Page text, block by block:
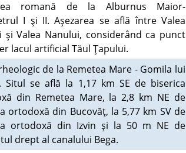
romană de la Alburnus Maior-
I şi II. Aşezarea se află între Valea
şi Valea Nanului, considerând ca punct
lacul artificial Tăul Ţapului.
de la Remetea Mare - Gomila lui
Situl se află la 1,17 km SE de biserica
din Remetea Mare, la 2,8 km NE de
ortodoxă din Bucovăţ, la 5,77 km SV de
ortodoxă din Izvin şi la 50 m NE de
drept al canalului Bega.